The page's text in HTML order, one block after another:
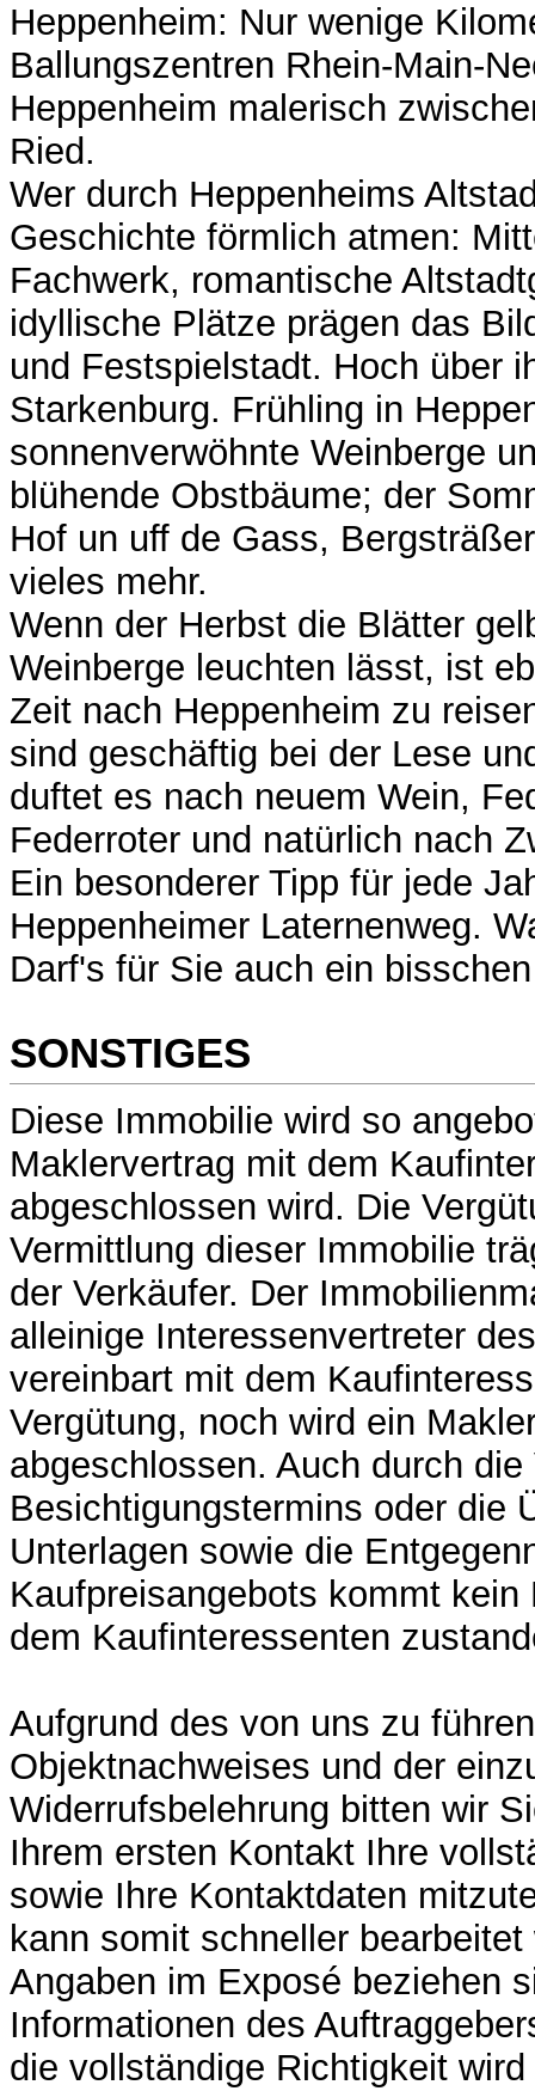
Heppenheim: Nur wenige
Ballungszentren Rhein-Main-
Heppenheim malerisch
Ried.
Wer durch Heppenheims
Geschichte förmlich atmen:
Fachwerk, romantische
idyllische Plätze prägen das
und Festspielstadt. Hoch über
Starkenburg. Frühling in
sonnenverwöhnte Weinberge
blühende Obstbäume; der
Hof un uff de Gass,
vieles mehr.
Wenn der Herbst die Blätter
Weinberge leuchten lässt, ist
Zeit nach Heppenheim zu
sind geschäftig bei der Lese
duftet es nach neuem Wein,
Federroter und natürlich nach
Ein besonderer Tipp für jede
Heppenheimer Laternenweg.
Darf's für Sie auch ein
SONSTIGES
Diese Immobilie wird so
Maklervertrag mit dem
abgeschlossen wird. Die
Vermittlung dieser Immobilie
der Verkäufer. Der
alleinige Interessenvertreter
vereinbart mit dem
Vergütung, noch wird ein
abgeschlossen. Auch durch
Besichtigungstermins oder die
Unterlagen sowie die
Kaufpreisangebots kommt
dem Kaufinteressenten
Aufgrund des von uns zu
Objektnachweises und der
Widerrufsbelehrung bitten wir
Ihrem ersten Kontakt Ihre
sowie Ihre Kontaktdaten
kann somit schneller
Angaben im Exposé beziehen
Informationen des
die vollständige Richtigkeit